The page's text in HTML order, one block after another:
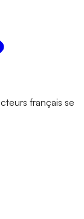
français se